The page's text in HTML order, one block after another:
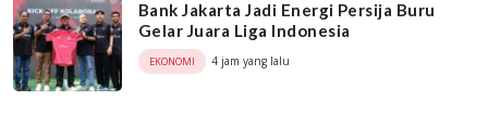
Bank Jakarta Jadi Energi Persija Buru
Gelar Juara Liga Indonesia
EKONOMI 4 jam yang lalu